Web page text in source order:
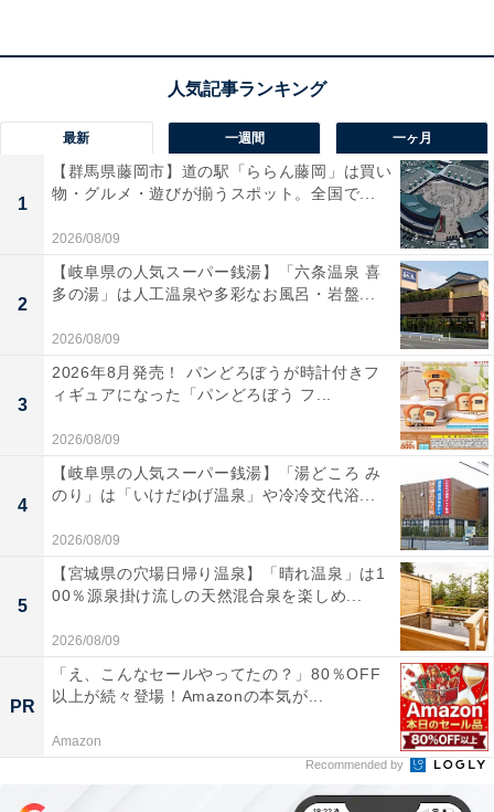
い出になりました」「とにかく飛騨牛を始めとするお料
理の素晴らしさには、期待以上で大満足でした」という
声があがっています。本場の美味しい飛騨牛を心ゆくま
で味わいたい人や、客室露天風呂でプライベートな時間
を過ごしたい人におすすめの宿です。
楽天トラベルの「5と0のつく日」キャンペーンと
は？
楽天トラベルでは、毎月5日・10日・15日・20日・25
日・30日に特別キャンペーンを実施。対象日にエントリ
最新 一週間 一ヶ月
1
【群馬県藤岡市】道の駅「ららん藤岡」は買い
物・グルメ・遊びが揃うスポット。全国で...
2026/08/09
2
【岐阜県の人気スーパー銭湯】「六条温泉 喜
多の湯」は人工温泉や多彩なお風呂・岩盤...
2026/08/09
3
2026年8月発売！ パンどろぼうが時計付きフ
ィギュアになった「パンどろぼう フ...
2026/08/09
4
【岐阜県の人気スーパー銭湯】「湯どころ み
のり」は「いけだゆげ温泉」や冷冷交代浴...
2026/08/09
5
【宮城県の穴場日帰り温泉】「晴れ温泉」は1
00％源泉掛け流しの天然混合泉を楽しめ...
2026/08/09
PR
「え、こんなセールやってたの？」80％OFF
以上が続々登場！Amazonの本気が...
Amazon
Recommended by